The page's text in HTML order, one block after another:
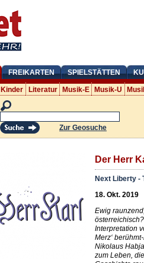
FREIKARTEN SPIELSTÄTTEN
Kinder Literatur Musik-E Musik-U
Zur Geosuche
Der Herr
Next Liberty -
18. Okt. 2019
Ewig
Interpretation
Merz‘
Nikolaus
zum Leben,